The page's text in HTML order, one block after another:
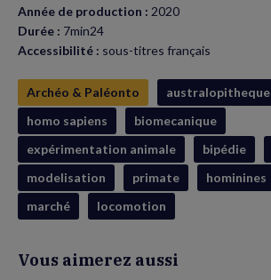
Année de production : 2020
Durée : 7min24
Accessibilité : sous-titres français
Archéo & Paléonto
australopitheque
homo sapiens
biomecanique
expérimentation animale
bipédie
modelisation
primate hominines
marché
locomotion
Vous aimerez aussi